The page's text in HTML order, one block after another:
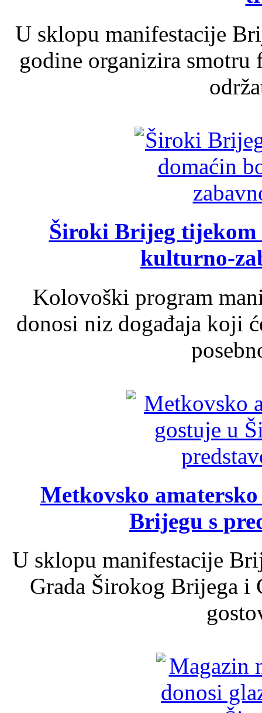
U sklopu manifestacije
godine organizira
Široki Brijeg tijekom
kulturno-
Kolovoški program
donosi niz događaja koji
Metkovsko
Brijegu s
U sklopu manifestacije
Grada Širokog Brijega